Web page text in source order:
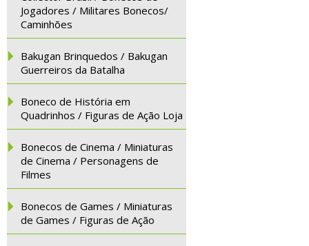
Jogadores / Militares Bonecos/
Caminhões
Bakugan Brinquedos / Bakugan
Guerreiros da Batalha
Boneco de História em
Quadrinhos / Figuras de Ação Loja
Bonecos de Cinema / Miniaturas
de Cinema / Personagens de
Filmes
Bonecos de Games / Miniaturas
de Games / Figuras de Ação